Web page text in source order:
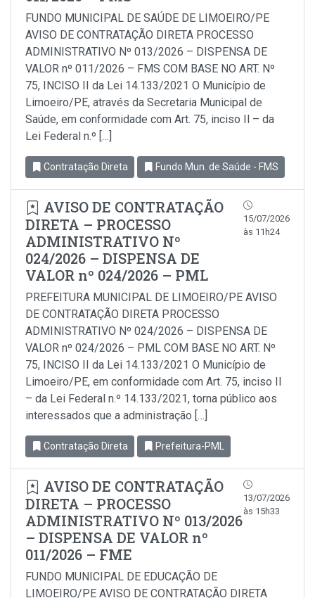
FUNDO MUNICIPAL DE SAÚDE DE LIMOEIRO/PE
AVISO DE CONTRATAÇÃO DIRETA PROCESSO
ADMINISTRATIVO Nº 013/2026 – DISPENSA DE
VALOR nº 011/2026 – FMS COM BASE NO ART. Nº
75, INCISO II da Lei 14.133/2021 O Município de
Limoeiro/PE, através da Secretaria Municipal de
Saúde, em conformidade com Art. 75, inciso Il – da
Lei Federal n.º […]
Contratação Direta Fundo Mun. de Saúde - FMS
AVISO DE CONTRATAÇÃO
DIRETA – PROCESSO
ADMINISTRATIVO Nº
024/2026 – DISPENSA DE
VALOR nº 024/2026 – PML
15/07/2026
às 11h24
PREFEITURA MUNICIPAL DE LIMOEIRO/PE AVISO
DE CONTRATAÇÃO DIRETA PROCESSO
ADMINISTRATIVO Nº 024/2026 – DISPENSA DE
VALOR nº 024/2026 – PML COM BASE NO ART. Nº
75, INCISO II da Lei 14.133/2021 O Município de
Limoeiro/PE, em conformidade com Art. 75, inciso Il
– da Lei Federal n.º 14.133/2021, torna público aos
interessados que a administração […]
Contratação Direta Prefeitura-PML
AVISO DE CONTRATAÇÃO
DIRETA – PROCESSO
ADMINISTRATIVO Nº 013/2026
– DISPENSA DE VALOR nº
011/2026 – FME
13/07/2026
às 15h33
FUNDO MUNICIPAL DE EDUCAÇÃO DE
LIMOEIRO/PE AVISO DE CONTRATAÇÃO DIRETA